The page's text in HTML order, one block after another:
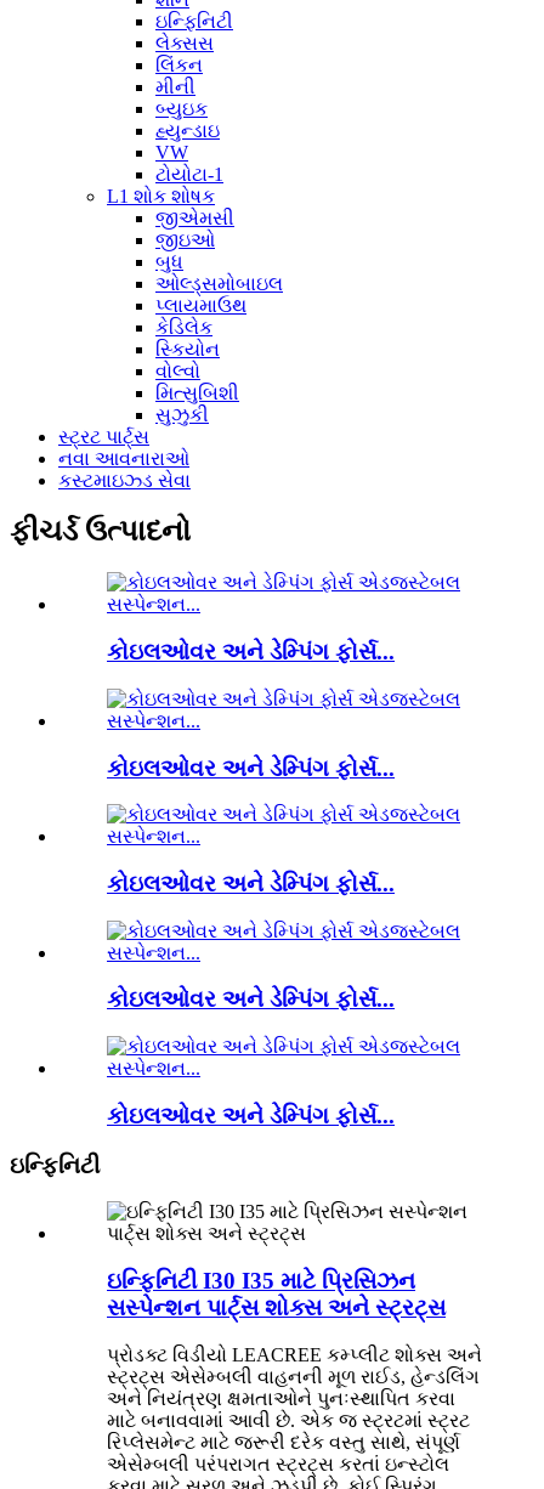
ઇન્ફિનિટી
લેક્સસ
લિંકન
મીની
બ્યુઇક
હ્યુન્ડાઇ
VW
ટોયોટા-1
L1 શોક શોષક
જીએમસી
જીઇઓ
બુધ
ઓલ્ડ્સમોબાઇલ
પ્લાયમાઉથ
કેડિલેક
સ્કિયોન
વોલ્વો
મિત્સુબિશી
સુઝુકી
સ્ટ્રટ પાર્ટ્સ
નવા આવનારાઓ
કસ્ટમાઇઝ્ડ સેવા
ફીચર્ડ ઉત્પાદનો
કોઇલઓવર અને ડેમ્પિંગ ફોર્સ...
કોઇલઓવર અને ડેમ્પિંગ ફોર્સ...
કોઇલઓવર અને ડેમ્પિંગ ફોર્સ...
કોઇલઓવર અને ડેમ્પિંગ ફોર્સ...
કોઇલઓવર અને ડેમ્પિંગ ફોર્સ...
ઇન્ફિનિટી
ઇન્ફિનિટી I30 I35 માટે પ્રિસિઝન
સસ્પેન્શન પાર્ટ્સ શોક્સ અને સ્ટ્રટ્સ
પ્રોડક્ટ વિડીયો LEACREE કમ્પ્લીટ શોક્સ અને
સ્ટ્રટ્સ એસેમ્બલી વાહનની મૂળ રાઈડ, હેન્ડલિંગ
અને નિયંત્રણ ક્ષમતાઓને પુનઃસ્થાપિત કરવા
માટે બનાવવામાં આવી છે. એક જ સ્ટ્રટમાં સ્ટ્રટ
રિપ્લેસમેન્ટ માટે જરૂરી દરેક વસ્તુ સાથે, સંપૂર્ણ
એસેમ્બલી પરંપરાગત સ્ટ્રટ્સ કરતાં ઇન્સ્ટોલ